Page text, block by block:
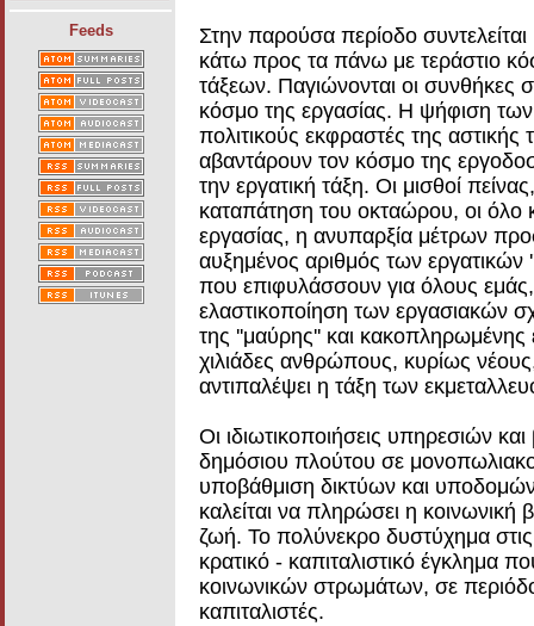
Feeds
Στην παρούσα περίοδο
κάτω προς τα πάνω με τεράστιο
τάξεων. Παγιώνονται οι συνθήκες
κόσμο της εργασίας. Η ψήφιση
πολιτικούς εκφραστές της
αβαντάρουν τον κόσμο της
την εργατική τάξη. Οι μισθοί
καταπάτηση του οκταώρου, οι όλο
εργασίας, η ανυπαρξία μέτρων
αυξημένος αριθμός των
που επιφυλάσσουν για όλους
ελαστικοποίηση των εργασιακών
της ''μαύρης'' και κακοπληρωμένης
χιλιάδες ανθρώπους, κυρίως
αντιπαλέψει η τάξη των
Οι ιδιωτικοποιήσεις υπηρεσιών
δημόσιου πλούτου σε
υποβάθμιση δικτύων και
καλείται να πληρώσει η κοινωνική
ζωή. Το πολύνεκρο δυστύχημα
κρατικό - καπιταλιστικό έγκλημα
κοινωνικών στρωμάτων, σε
καπιταλιστές.